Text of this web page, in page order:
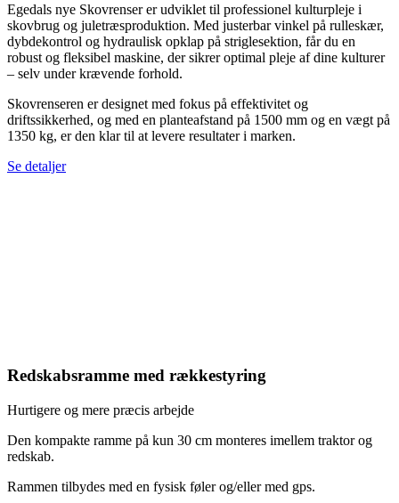
Egedals nye Skovrenser er udviklet til professionel kulturpleje i
skovbrug og juletræsproduktion. Med justerbar vinkel på rulleskær,
dybdekontrol og hydraulisk opklap på striglesektion, får du en
robust og fleksibel maskine, der sikrer optimal pleje af dine kulturer
– selv under krævende forhold.
Skovrenseren er designet med fokus på effektivitet og
driftssikkerhed, og med en planteafstand på 1500 mm og en vægt på
1350 kg, er den klar til at levere resultater i marken.
Se detaljer
Redskabsramme med rækkestyring
Hurtigere og mere præcis arbejde
Den kompakte ramme på kun 30 cm monteres imellem traktor og
redskab.
Rammen tilbydes med en fysisk føler og/eller med gps.